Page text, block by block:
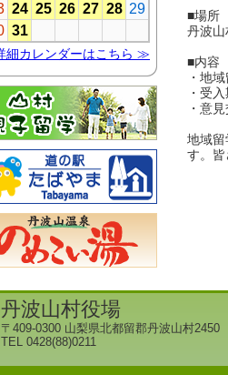
■場所
丹波山
■内容
・地
・受
・意
地域
す。皆
丹波山村役場
〒409-0300 山梨県北都留郡丹波山村2450
TEL 0428(88)0211